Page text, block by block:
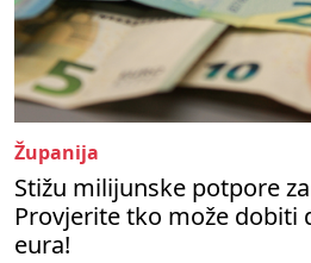
Županija
Stižu milijunske potpore
Provjerite tko može dobiti
eura!